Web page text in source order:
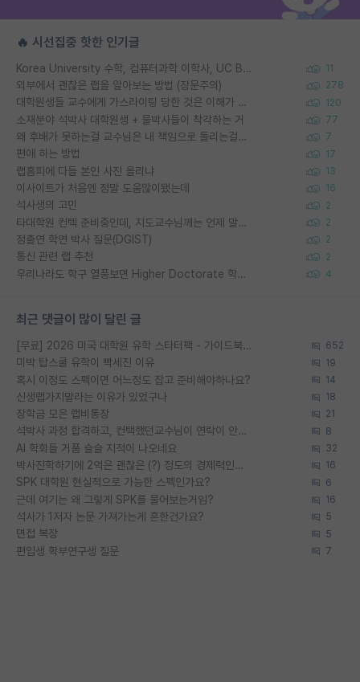
🔥 시선집중 핫한 인기글
Korea University 수학, 컴퓨터과학 이학사, UC Berkeley 산업공학 대학원 공학박사가 되는 것은 쉽지 않겠죠? 11
외부에서 괜찮은 랩을 알아보는 방법 (장문주의) 278
대학원생들 교수에게 가스라이팅 당한 것은 이해가 갑니다. 안타깝네요. 120
소재분야 석박사 대학원생 + 물박사들이 착각하는 거 77
왜 후배가 못하는걸 교수님은 내 책임으로 돌리는걸까요? 7
편애 하는 방법 17
랩홈피에 다들 본인 사진 올리냐 13
이사이트가 처음엔 정말 도움많이됐는데 16
석사생의 고민 2
타대학원 컨텍 준비중인데, 지도교수님께는 언제 말씀드려야 할까요? 2
정출연 학연 박사 질문(DGIST) 2
통신 관련 랩 추천 2
우리나라도 학구 열풍보면 Higher Doctorate 학위가 필요하다고 봅니다. 4
최근 댓글이 많이 달린 글
[무료] 2026 미국 대학원 유학 스타터팩 - 가이드북 & 합격자 컨택메일 템플릿 652
미박 탑스쿨 유학이 빡세진 이유 19
혹시 이정도 스펙이면 어느정도 잡고 준비해야하나요? 14
신생랩가지말라는 이유가 있었구나 18
장학금 모은 랩비통장 21
석박사 과정 합격하고, 컨택했던교수님이 연락이 안됩니다... 8
AI 학회들 거품 슬슬 지적이 나오네요 32
박사진학하기에 2억은 괜찮은 (?) 정도의 경제력인가요 16
SPK 대학원 현실적으로 가능한 스펙인가요? 6
근데 여기는 왜 그렇게 SPK를 물어보는거임? 16
석사가 1저자 논문 가져가는게 흔한건가요? 5
면접 복장 5
편입생 학부연구생 질문 7